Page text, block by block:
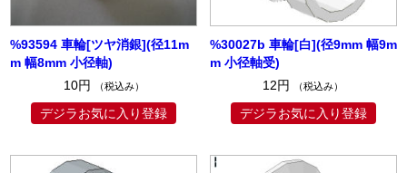
%93594 車輪[ツヤ消銀](径11m
m 幅8mm 小径軸)
10円
（税込み）
デジラお気に入り登録
%30027b 車輪[白](径9mm 幅9m
m 小径軸受)
12円
（税込み）
デジラお気に入り登録